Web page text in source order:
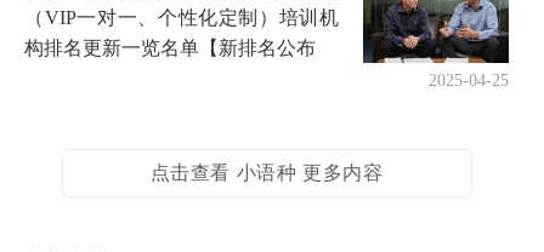
（VIP一对一、个性化定制）培训机
构排名更新一览名单【新排名公布
2025-04-25
点击查看 小语种 更多内容